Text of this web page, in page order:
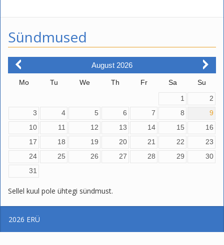
Sündmused
August 2026
Mo Tu We Th Fr Sa Su
1
2
3
4 5 6 7 8
9
10
11 12 13 14 15
16
17
18 19 20 21 22
23
24
25 26 27 28 29
30
31
Sellel kuul pole ühtegi sündmust.
2026 ERÜ